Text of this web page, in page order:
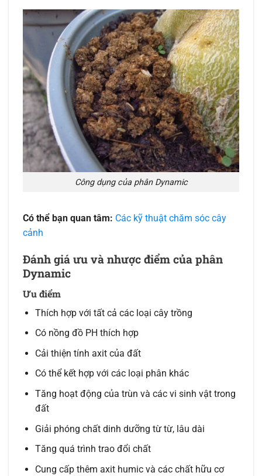
Công dụng của phân Dynamic
Có thể bạn quan tâm: Các kỹ thuật chăm sóc cây
cảnh
Đánh giá ưu và nhược điểm của phân
Dynamic
Ưu điểm
Thích hợp với tất cả các loại cây trồng
Có nồng đồ PH thích hợp
Cải thiện tính axit của đất
Có thể kết hợp với các loại phân khác
Tăng hoạt động của trùn và các vi sinh vật trong
đất
Giải phóng chất dinh dưỡng từ từ, lâu dài
Tăng quá trình trao đổi chất
Cung cấp thêm axit humic và các chất hữu cơ